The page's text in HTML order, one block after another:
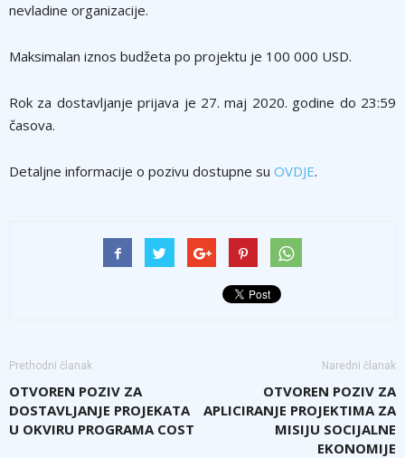
nevladine organizacije.
Maksimalan iznos budžeta po projektu je 100 000 USD.
Rok za dostavljanje prijava je 27. maj 2020. godine do 23:59
časova.
Detaljne informacije o pozivu dostupne su OVDJE.
Prethodni članak
OTVOREN POZIV ZA
DOSTAVLJANJE PROJEKATA
U OKVIRU PROGRAMA COST
Naredni članak
OTVOREN POZIV ZA
APLICIRANJE PROJEKTIMA ZA
MISIJU SOCIJALNE
EKONOMIJE